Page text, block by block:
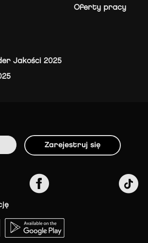
Oferty pracy
Jakości 2025
Zarejestruj się